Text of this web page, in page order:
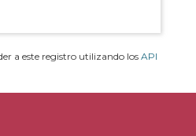
a este registro utilizando los API